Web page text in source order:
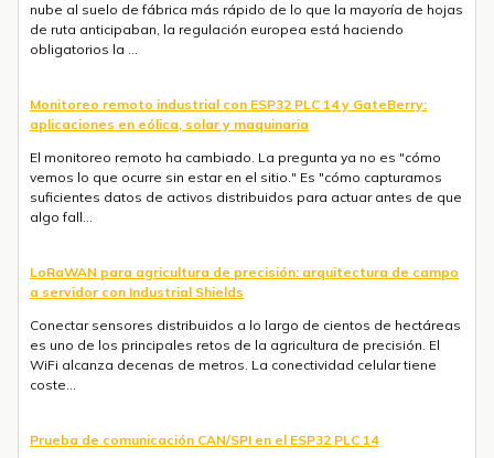
nube al suelo de fábrica más rápido de lo que la mayoría de hojas
de ruta anticipaban, la regulación europea está haciendo
obligatorios la ...
Monitoreo remoto industrial con ESP32 PLC 14 y GateBerry:
aplicaciones en eólica, solar y maquinaria
El monitoreo remoto ha cambiado. La pregunta ya no es "cómo
vemos lo que ocurre sin estar en el sitio." Es "cómo capturamos
suficientes datos de activos distribuidos para actuar antes de que
algo fall...
LoRaWAN para agricultura de precisión: arquitectura de campo
a servidor con Industrial Shields
Conectar sensores distribuidos a lo largo de cientos de hectáreas
es uno de los principales retos de la agricultura de precisión. El
WiFi alcanza decenas de metros. La conectividad celular tiene
coste...
Prueba de comunicación CAN/SPI en el ESP32 PLC 14